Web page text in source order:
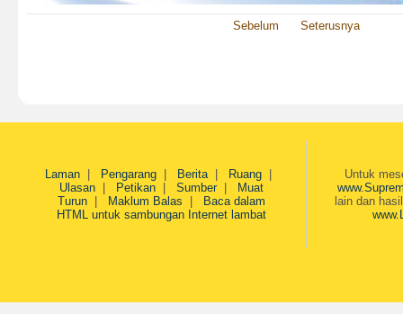
Sebelum Seterusnya
Laman| Pengarang| Berita| Ruang|
Ulasan
Petikan Sumber|
Muat
Turun
Maklum Balas
Baca dalam
HTML untuk sambungan Internet lambat
Untuk
lain dan